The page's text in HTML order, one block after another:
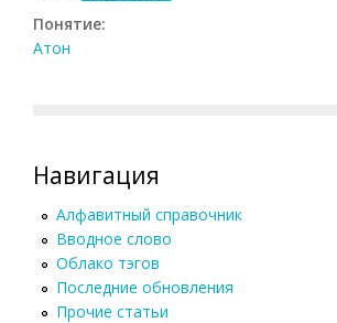
Понятие:
Атон
Навигация
Алфавитный справочник
Вводное слово
Облако тэгов
Последние обновления
Прочие статьи